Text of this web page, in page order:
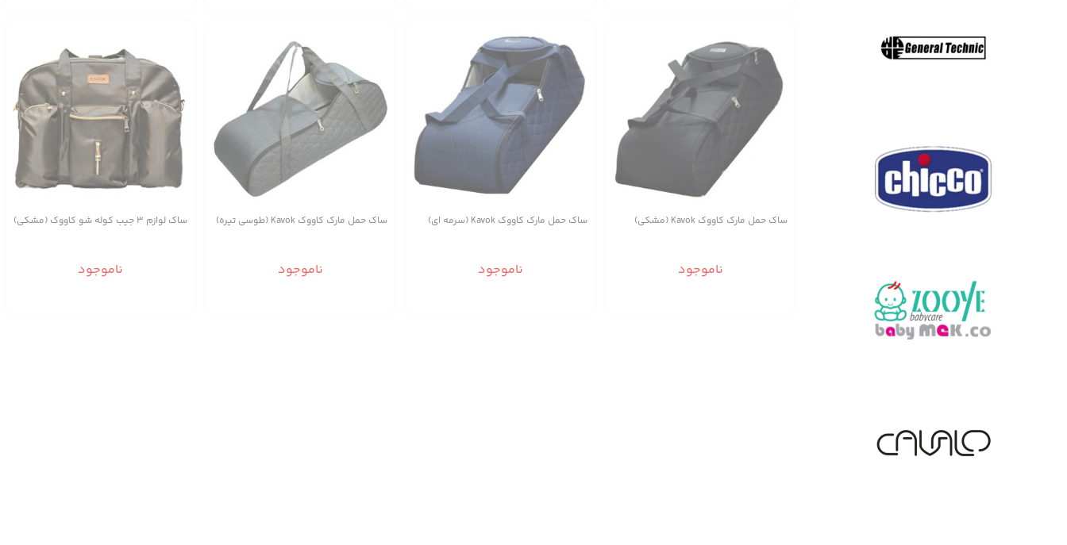
ساک حمل مارک کاووک Kavok (مشکی)
ناموجود
ساک حمل مارک کاووک Kavok (سرمه ای)
ناموجود
ساک حمل مارک کاووک Kavok (طوسی تیره)
ناموجود
ساک لوازم ۳ جیب کوله شو کاووک (مشکی)
ناموجود